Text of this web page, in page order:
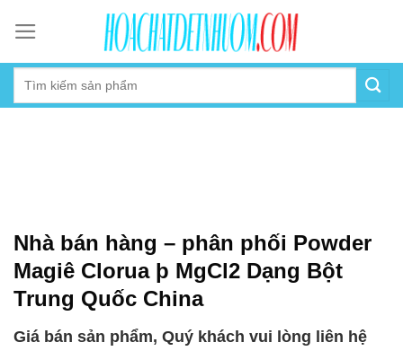
content
Nhà bán hàng – phân phối Powder
Magiê Clorua þ MgCl2 Dạng Bột
Trung Quốc China
Giá bán sản phẩm, Quý khách vui lòng liên hệ